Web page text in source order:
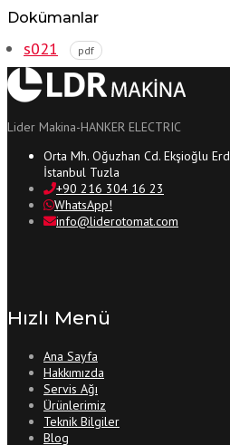
Dokümanlar
s021 pdf
Lider Makina-HANKER ELECTRIC
Orta Mh. Oğuzhan Cd. Ekşioğlu
İstanbul Tuzla
+90 216 304 16 23
WhatsApp!
info@liderotomat.com
Hızlı Menü
Ana Sayfa
Hakkımızda
Servis Ağı
Ürünlerimiz
Teknik Bilgiler
Blog